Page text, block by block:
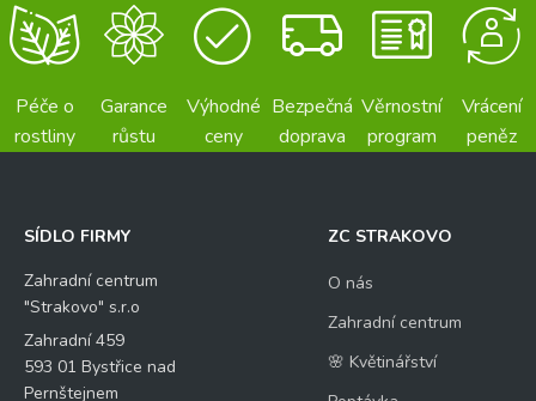
Péče o
rostliny
Garance
růstu
Výhodné
ceny
Bezpečná
doprava
Věrnostní
program
Vrácení
peněz
SÍDLO FIRMY
Zahradní centrum
"Strakovo" s.r.o
Zahradní 459
593 01 Bystřice nad
Pernštejnem
ZC STRAKOVO
O nás
Zahradní centrum
🌸 Květinářství